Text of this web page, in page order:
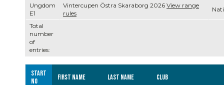
Total
number
of
entries:
Ungdom
E1
Vintercupen Östra Skaraborg 2026 View range
rules
Start
no
First name Last name Club